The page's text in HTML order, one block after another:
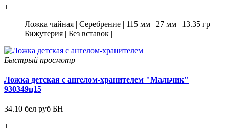
+
Ложка чайная | Серебрение | 115 мм | 27 мм | 13.35 гр |
Бижутерия | Без вставок |
Быстрый просмотр
Ложка детская с ангелом-хранителем "Мальчик"
930349ц15
34.10 бел руб БН
+